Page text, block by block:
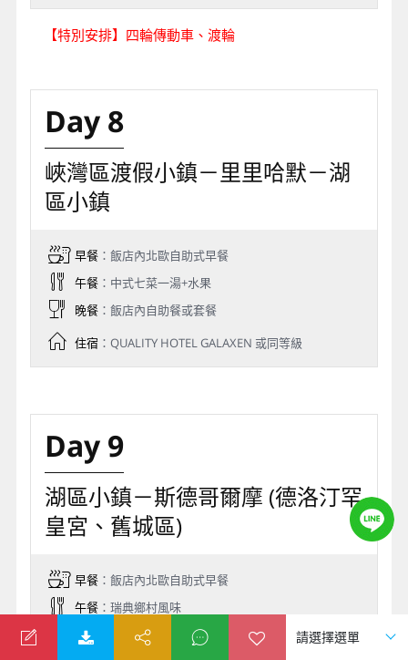
【特別安排】四輪傳動車、渡輪
Day 8
峽灣區渡假小鎮－里里哈默－湖
區小鎮
早餐：飯店內北歐自助式早餐
午餐：中式七菜一湯+水果
晚餐：飯店內自助餐或套餐
住宿：QUALITY HOTEL GALAXEN 或同等級
Day 9
湖區小鎮－斯德哥爾摩 (德洛汀罕
皇宮、舊城區)
早餐：飯店內北歐自助式早餐
午餐：瑞典鄉村風味
晚餐
：中式七菜一湯+水果